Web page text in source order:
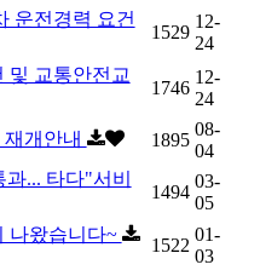
운전경력 요건
1529
12-
24
및 교통안전교
1746
12-
24
개안내 1895
08-
04
... 타다"서비
1494
03-
05
나왔습니다~
1522
01-
03